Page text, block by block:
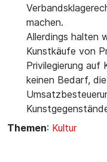
machen.
Allerdings halten
Kunstkäufe von
Privilegierung auf
keinen Bedarf,
Themen: Kultur